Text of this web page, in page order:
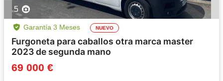
5
Garantía 3 Meses NUEVO
Furgoneta para caballos otra marca master
2023 de segunda mano
69 000 €